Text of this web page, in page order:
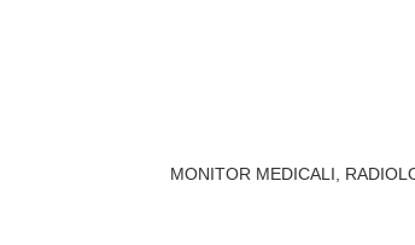
MONITOR MEDICALI,